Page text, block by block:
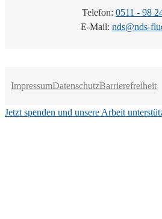
Telefon: 0511 - 98
E-Mail: nds@nds-
ImpressumDatenschutzBarrierefreiheit
Jetzt spenden und unsere Arbeit